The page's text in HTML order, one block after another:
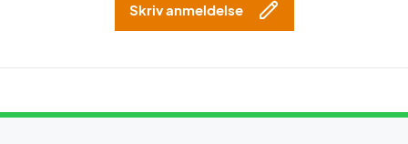
Skriv anmeldelse